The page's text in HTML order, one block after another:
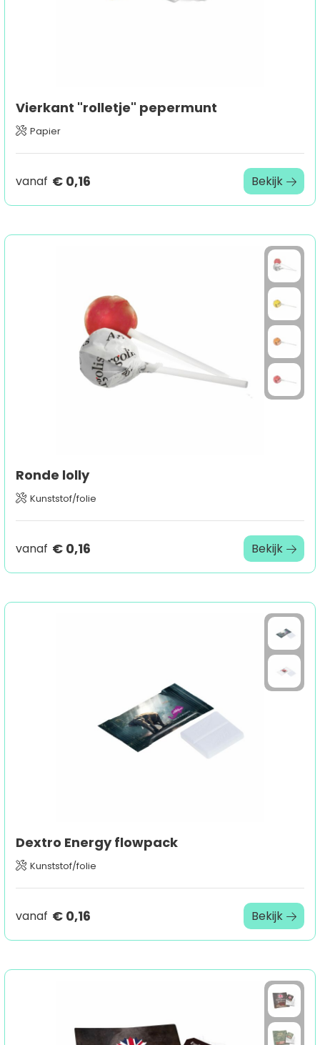
Vierkant "rolletje" pepermunt
Papier
vanaf € 0,16 Bekijk
Ronde lolly
Kunststof/folie
vanaf € 0,16 Bekijk
Dextro Energy flowpack
Kunststof/folie
vanaf € 0,16 Bekijk